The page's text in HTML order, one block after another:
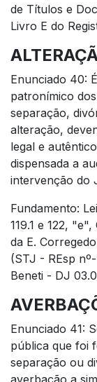
de Títulos e
Livro E do
Enunciado 40:
patronímico
separação,
alteração,
legal e
dispensada a
intervenção do
Fundamento:
119.1 e 122,
da E.
(STJ - REsp
Beneti - DJ
Enunciado 41:
pública que foi
separação ou
averbação a